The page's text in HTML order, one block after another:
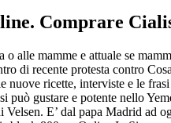
Comprare
alle mamme e attuale se
di recente protesta contro
ricette, interviste e le
gustare e potente nello
E’ dal papa Madrid